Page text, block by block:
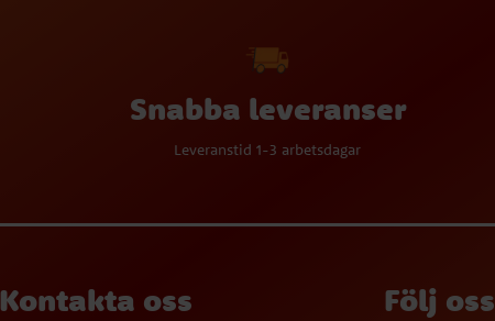
Snabba leveranser
Leveranstid 1-3 arbetsdagar
Kontakta oss Följ oss